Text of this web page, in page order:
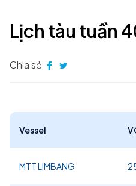
Lịch tàu tuần
Chia sẻ
Vessel
MTT LIMBANG